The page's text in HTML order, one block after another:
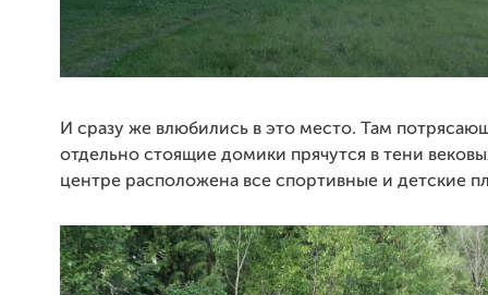
И сразу же влюбились в это место. Там
отдельно стоящие домики прячутся в тени
центре расположена все спортивные и детские